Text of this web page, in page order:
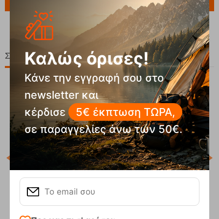
Σχετικά Προϊόντα
Prtgatton Vintage Pink Κάλτσες Protest
Κωδικός:
FRE-19595
Καλώς όρισες!
Κάνε την εγγραφή σου στο
newsletter και
κέρδισε
5€ έκπτωση ΤΩΡΑ,
σε παραγγελίες άνω των 50€.